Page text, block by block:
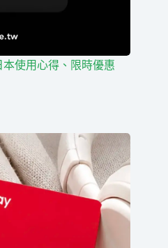
本使用心得、限時優惠